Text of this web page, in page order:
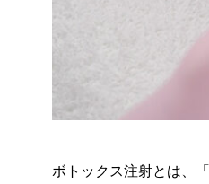
ボトックス注射とは、